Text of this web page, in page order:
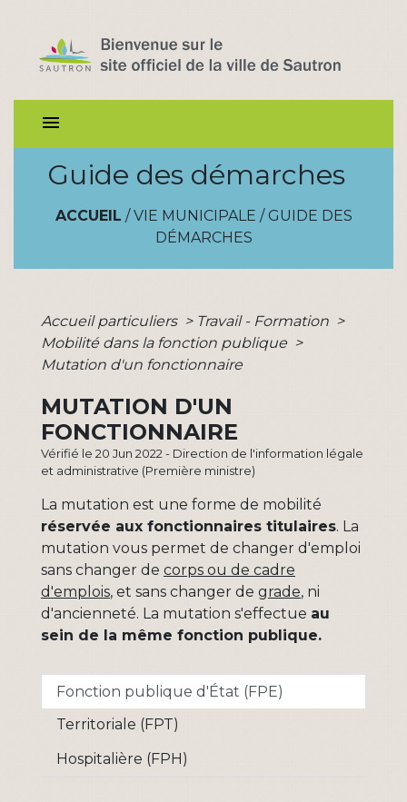
menu
Guide des démarches
ACCUEIL / VIE MUNICIPALE / GUIDE DES
DÉMARCHES
Accueil particuliers > Travail - Formation >
Mobilité dans la fonction publique >
Mutation d'un fonctionnaire
MUTATION D'UN
FONCTIONNAIRE
Vérifié le 20 Jun 2022 - Direction de l'information légale
et administrative (Première ministre)
La mutation est une forme de mobilité
réservée aux fonctionnaires titulaires. La
mutation vous permet de changer d'emploi
sans changer de corps ou de cadre
d'emplois, et sans changer de grade, ni
d'ancienneté. La mutation s'effectue au
sein de la même fonction publique.
Fonction publique d'État (FPE)
Territoriale (FPT)
Hospitalière (FPH)